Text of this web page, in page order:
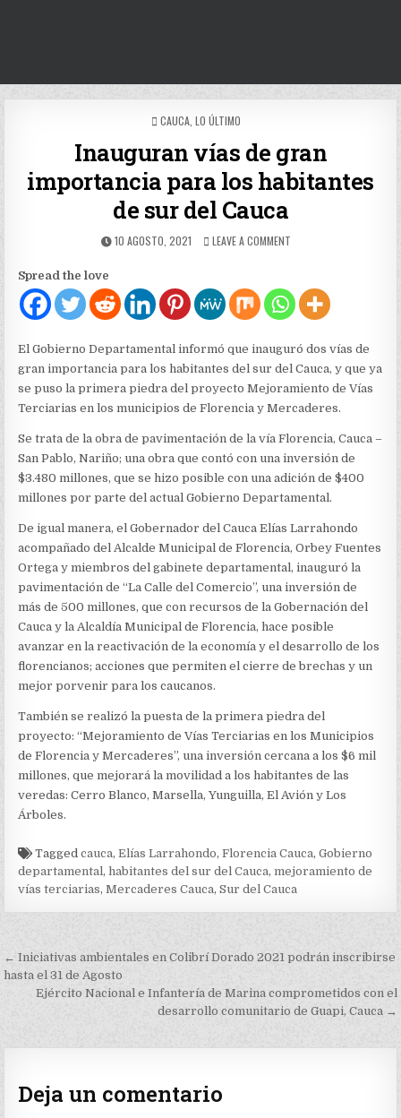
POSTED
CAUCA LO ÚLTIMO
Inauguran vías de gran
importancia para los habitantes
de sur del Cauca
PUBLISHED
10 AGOSTO, 2021 LEAVE A COMMENT
GRAN
IMPORTANCIA
LOS
HABITANTES
DE
SUR
DEL
Spread the love
El Gobierno Departamental informó que inauguró dos vías de
gran importancia para los habitantes del sur del Cauca, y que ya
se puso la primera piedra del proyecto Mejoramiento de Vías
Terciarias en los municipios de Florencia y Mercaderes.
Se trata de la obra de pavimentación de la vía Florencia, Cauca –
San Pablo, Nariño; una obra que contó con una inversión de
$3.480 millones, que se hizo posible con una adición de $400
millones por parte del actual Gobierno Departamental.
De igual manera, el Gobernador del Cauca Elías Larrahondo
acompañado del Alcalde Municipal de Florencia, Orbey Fuentes
Ortega y miembros del gabinete departamental, inauguró la
pavimentación de “La Calle del Comercio”, una inversión de
más de 500 millones, que con recursos de la Gobernación del
Cauca y la Alcaldía Municipal de Florencia, hace posible
avanzar en la reactivación de la economía y el desarrollo de los
florencianos; acciones que permiten el cierre de brechas y un
mejor porvenir para los caucanos.
También se realizó la puesta de la primera piedra del
proyecto: “Mejoramiento de Vías Terciarias en los Municipios
de Florencia y Mercaderes”, una inversión cercana a los $6 mil
millones, que mejorará la movilidad a los habitantes de las
veredas: Cerro Blanco, Marsella, Yunguilla, El Avión y Los
Árboles.
Taggedcauca,Elías Larrahondo,Florencia Cauca,Gobierno
departamental,habitantes del sur del Cauca,mejoramiento de
vías terciarias,Mercaderes Cauca,Sur del Cauca
Navegación
de
entradas
← Iniciativas ambientales en Colibrí Dorado 2021 podrán inscribirse
hasta el 31 de Agosto
Ejército Nacional e Infantería de Marina comprometidos con el
desarrollo comunitario de Guapi, Cauca →
Deja un comentario